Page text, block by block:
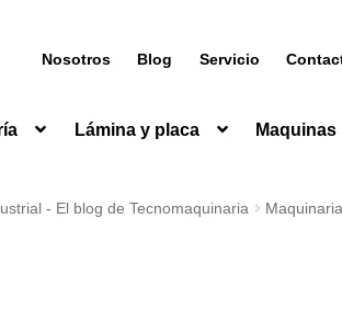
Nosotros Blog Servicio
Lámina y placa Maquinas
- El blog de Tecnomaquinaria